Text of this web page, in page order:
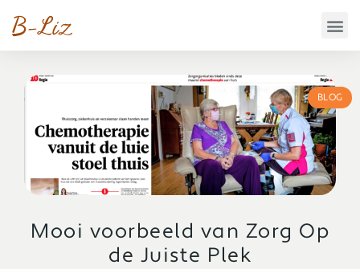
BLOG
Mooi voorbeeld van Zorg Op
de Juiste Plek